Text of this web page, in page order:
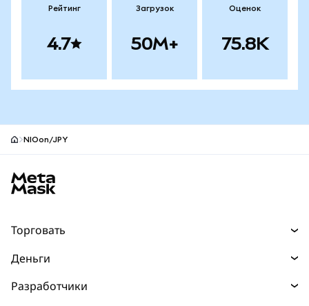
Рейтинг
4.7
Загрузок
50M+
Оценок
75.8K
NIOon/JPY
Торговать
Прогнозы
Деньги
Разработчики